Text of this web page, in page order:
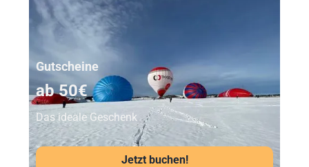
Unser Beststeller
Gutscheine
ab 50€
Das ideale Geschenk
Jetzt buchen!